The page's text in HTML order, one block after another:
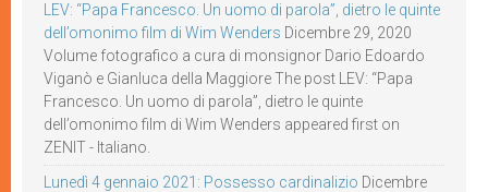
LEV: “Papa Francesco. Un uomo di parola”, dietro le quinte
dell’omonimo film di Wim Wenders Dicembre 29, 2020
Volume fotografico a cura di monsignor Dario Edoardo
Viganò e Gianluca della Maggiore The post LEV: “Papa
Francesco. Un uomo di parola”, dietro le quinte
dell’omonimo film di Wim Wenders appeared first on
ZENIT - Italiano.
Lunedì 4 gennaio 2021: Possesso cardinalizio Dicembre